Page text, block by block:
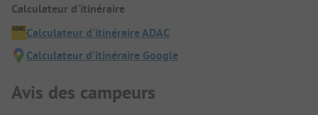
Calculateur d'itinéraire
Calculateur d'itinéraire ADAC
Calculateur d'itinéraire Google
Avis des campeurs